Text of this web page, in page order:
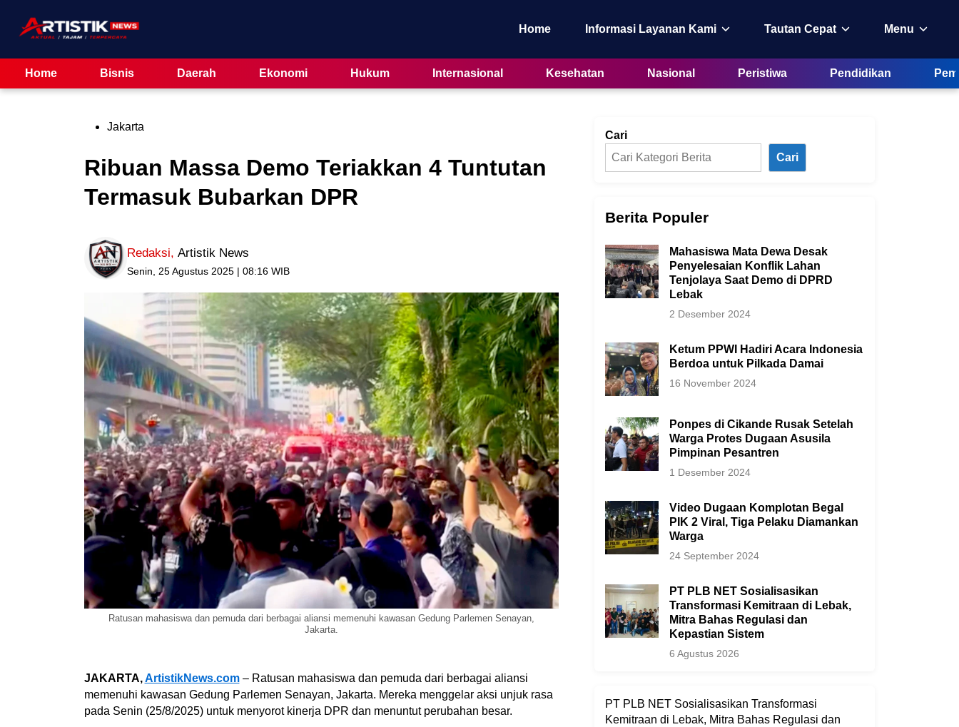
content
Home Informasi Layanan Kami Tautan Cepat Menu
Home Bisnis Daerah Ekonomi Hukum Internasional Kesehatan Nasional Peristiwa Pendidikan
PostedJakarta
Ribuan Massa Demo Teriakkan 4 Tuntutan
Termasuk Bubarkan DPR
Redaksi, Artistik News
Senin, 25 Agustus 2025 | 08:16 WIB
Ratusan mahasiswa dan pemuda dari berbagai aliansi memenuhi kawasan Gedung Parlemen Senayan,
Jakarta.
JAKARTA,ArtistikNews.com– Ratusan mahasiswa dan pemuda dari berbagai aliansi
memenuhi kawasan Gedung Parlemen Senayan, Jakarta. Mereka menggelar aksi unjuk rasa
pada Senin (25/8/2025) untuk menyorot kinerja DPR dan menuntut perubahan besar.
Cari
Cari
Berita Populer
Mahasiswa Mata Dewa Desak
Penyelesaian Konflik Lahan
Tenjolaya Saat Demo di DPRD
Lebak
2 Desember 2024
Ketum PPWI Hadiri Acara Indonesia
Berdoa untuk Pilkada Damai
16 November 2024
Ponpes di Cikande Rusak Setelah
Warga Protes Dugaan Asusila
Pimpinan Pesantren
1 Desember 2024
Video Dugaan Komplotan Begal
PIK 2 Viral, Tiga Pelaku Diamankan
Warga
24 September 2024
PT PLB NET Sosialisasikan
Transformasi Kemitraan di Lebak,
Mitra Bahas Regulasi dan
Kepastian Sistem
6 Agustus 2026
PT PLB NET Sosialisasikan Transformasi
Kemitraan di Lebak, Mitra Bahas Regulasi dan